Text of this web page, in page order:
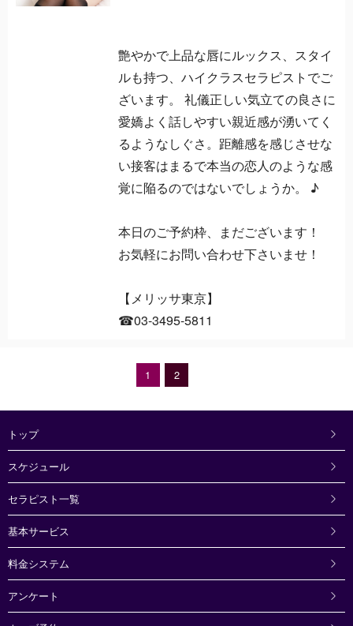
艶やかで上品な唇にルックス、スタイ
ルも持つ、ハイクラスセラピストでご
ざいます。 礼儀正しい気立ての良さに
愛嬌よく話しやすい親近感が湧いてく
るようなしぐさ。距離感を感じさせな
い接客はまるで本当の恋人のような感
覚に陥るのではないでしょうか。 ♪
本日のご予約枠、まだございます！
お気軽にお問い合わせ下さいませ！
【メリッサ東京】
☎03-3495-5811
1 2
トップ
スケジュール
セラピスト一覧
基本サービス
料金システム
アンケート